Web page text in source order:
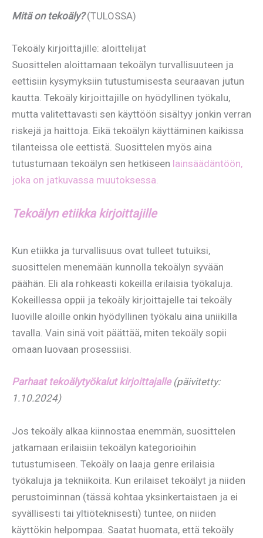
Mitä on tekoäly?(TULOSSA)
Tekoäly kirjoittajille: aloittelijat
Suosittelen aloittamaan tekoälyn turvallisuuteen ja
eettisiin kysymyksiin tutustumisesta seuraavan jutun
kautta. Tekoäly kirjoittajille on hyödyllinen työkalu,
mutta valitettavasti sen käyttöön sisältyy jonkin verran
riskejä ja haittoja. Eikä tekoälyn käyttäminen kaikissa
tilanteissa ole eettistä. Suosittelen myös aina
tutustumaan tekoälyn sen hetkiseen lainsäädäntöön,
joka on jatkuvassa muutoksessa.
Tekoälyn etiikka kirjoittajille
Kun etiikka ja turvallisuus ovat tulleet tutuiksi,
suosittelen menemään kunnolla tekoälyn syvään
päähän. Eli ala rohkeasti kokeilla erilaisia työkaluja.
Kokeillessa oppii ja tekoäly kirjoittajelle tai tekoäly
luoville aloille onkin hyödyllinen työkalu aina uniikilla
tavalla. Vain sinä voit päättää, miten tekoäly sopii
omaan luovaan prosessiisi.
Parhaat tekoälytyökalut kirjoittajalle (päivitetty:
1.10.2024)
Jos tekoäly alkaa kiinnostaa enemmän, suosittelen
jatkamaan erilaisiin tekoälyn kategorioihin
tutustumiseen. Tekoäly on laaja genre erilaisia
työkaluja ja tekniikoita. Kun erilaiset tekoälyt ja niiden
perustoiminnan (tässä kohtaa yksinkertaistaen ja ei
syvällisesti tai yltiöteknisesti) tuntee, on niiden
käyttökin helpompaa. Saatat huomata, että tekoäly